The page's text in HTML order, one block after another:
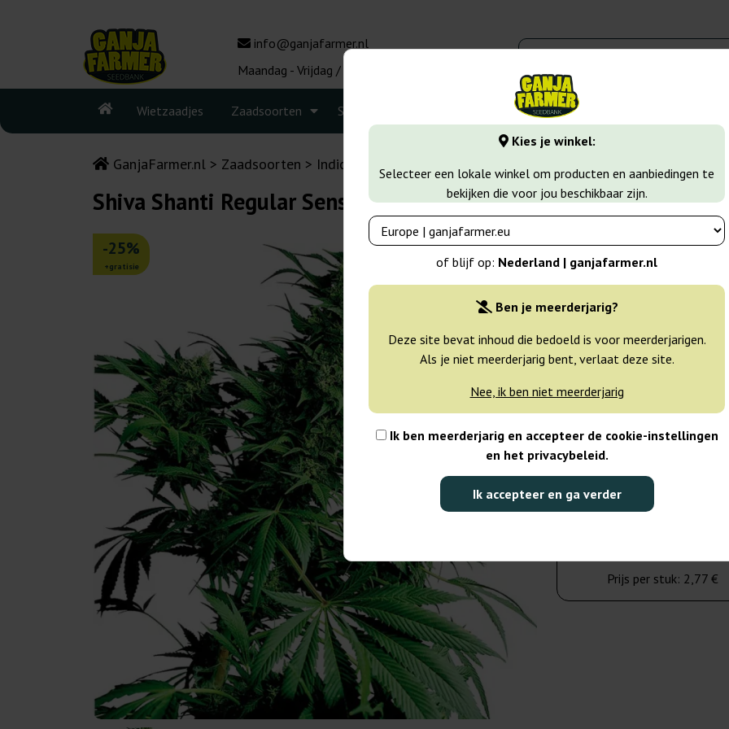
Kies je winkel:
Selecteer een lokale winkel om producten en aanbiedingen te
bekijken die voor jou beschikbaar zijn.
of blijf op: Nederland | ganjafarmer.nl
Ben je meerderjarig?
Deze site bevat inhoud die bedoeld is voor meerderjarigen.
Als je niet meerderjarig bent, verlaat deze site.
Nee, ik ben niet meerderjarig
Ik ben meerderjarig en accepteer de cookie-instellingen
en het privacybeleid.
Ik accepteer en ga verder
info@ganjafarmer.nl
Maandag - Vrijdag / 10:00 - 16:00
Wietzaadjes Zaadsoorten Seedbanks Meer
GanjaFarmer.nl Zaadsoorten Indica zaden
Shiva Shanti Regular Sensi Seeds
-25%
+gratisie
Sensi Seeds
10 zaden
Verzonden binnen
10 zaden
Aantal verpakkingen:
Prijs per stuk: 2,77 €